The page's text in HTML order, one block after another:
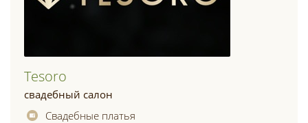
Tesoro
свадебный салон
Свадебные платья